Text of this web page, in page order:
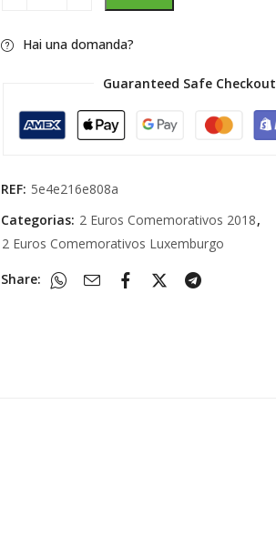
Hai una domanda?
Guaranteed Safe Checkout
REF: 5e4e216e808a
Categorias: 2 Euros Comemorativos 2018,
2 Euros Comemorativos Luxemburgo
Share: